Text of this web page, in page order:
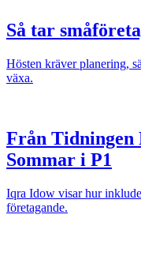
Så tar
Hösten kräver planering,
växa.
Från Tidningen
Sommar i P1
Iqra Idow visar hur
företagande.